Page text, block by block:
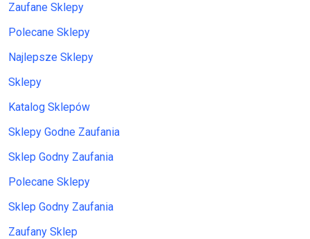
Zaufane Sklepy
Polecane Sklepy
Najlepsze Sklepy
Sklepy
Katalog Sklepów
Sklepy Godne Zaufania
Sklep Godny Zaufania
Polecane Sklepy
Sklep Godny Zaufania
Zaufany Sklep